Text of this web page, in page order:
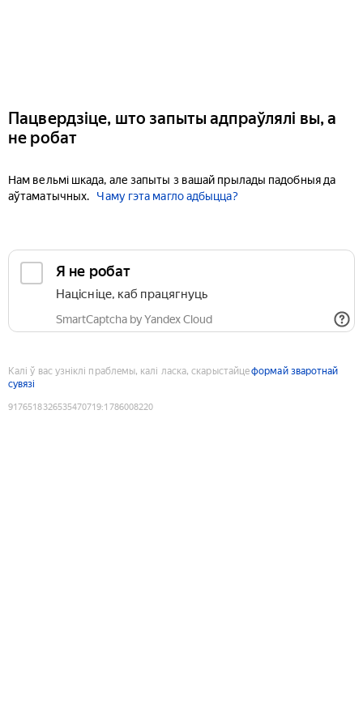
Пацвердзіце, што запыты адпраўлялі вы, а
не робат
Нам вельмі шкада, але запыты з вашай прылады падобныя да
аўтаматычных.
Чаму гэта магло адбыцца?
Я не робат
Націсніце, каб працягнуць
SmartCaptcha by Yandex Cloud
Калі ў вас узніклі праблемы, калі ласка, скарыстайцеформай зваротнай
сувязі
9176518326535470719:1786008220